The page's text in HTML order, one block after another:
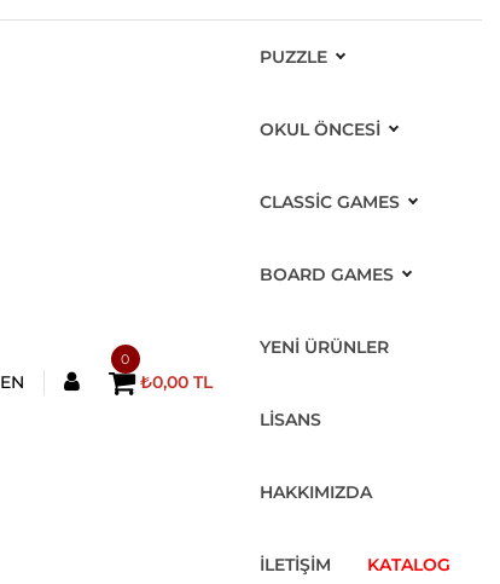
EN
0
₺0,00 TL
PUZZLE
OKUL ÖNCESİ
CLASSIC GAMES
BOARD GAMES
YENİ ÜRÜNLER
LİSANS
HAKKIMIZDA
İLETİŞİM KATALOG